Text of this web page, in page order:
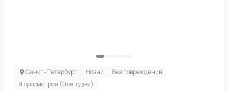
Санкт-Петербург Новый
Без повреждений
9 просмотров (0 сегодня)